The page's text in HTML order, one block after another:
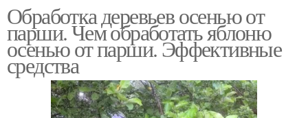
Обработка деревьев осенью от
парши. Чем обработать яблоню
осенью от парши. Эффективные
средства